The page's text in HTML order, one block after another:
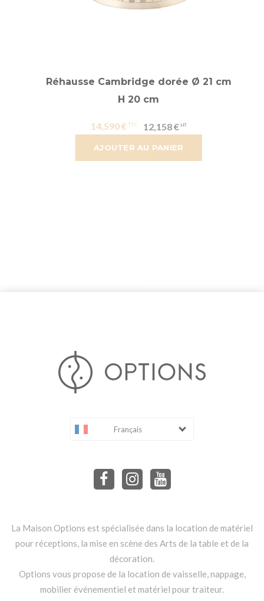
AJOUTER AU PANIER
Réhausse Cambridge dorée Ø 21 cm
H 20 cm
14,590 € 12,158 €
Français
La Maison Options est spécialisée dans la location de matériel
pour réceptions, la mise en scène des Arts de la table et de la
décoration.
Options vous propose de la location de vaisselle, nappage,
mobilier événementiel et matériel pour traiteur.